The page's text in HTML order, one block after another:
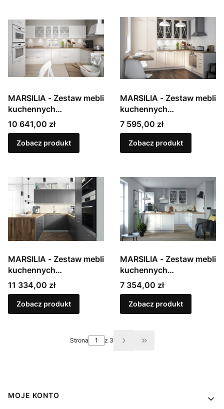
MARSILIA - Zestaw mebli
kuchennych
modułowych,
lakierowanych w macie
Cena
10 641,00 zł
Zobacz produkt
MARSILIA - Zestaw mebli
kuchennych
modułowych,
lakierowanych w macie
Cena
7 595,00 zł
Zobacz produkt
MARSILIA - Zestaw mebli
kuchennych
modułowych,
lakierowanych w macie
Cena
11 334,00 zł
Zobacz produkt
MARSILIA - Zestaw mebli
kuchennych
modułowych,
lakierowanych w macie
Cena
7 354,00 zł
Zobacz produkt
Strona z 3 Przejdź do ostatniej
Linki w stopce
MOJE KONTO